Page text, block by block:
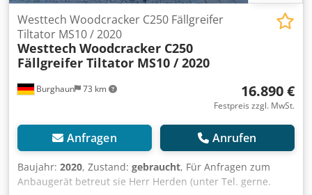
Burghaun 73 km
Westtech Woodcracker C250 Fällgreifer
Tiltator MS10 / 2020
Westtech Woodcracker C250
Fällgreifer Tiltator MS10 / 2020
16.890 €
Festpreis zzgl. MwSt.
Anfragen Anrufen
Baujahr: 2020, Zustand: gebraucht, Für Anfragen zum
Anbaugerät betreut sie Herr Herden (unter Tel. gerne.